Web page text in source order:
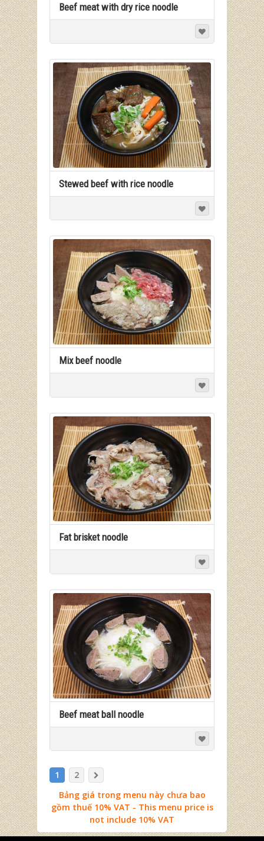
Beef meat with dry rice noodle
Stewed beef with rice noodle
Mix beef noodle
Fat brisket noodle
Beef meat ball noodle
1
2
Bảng giá trong menu này chưa bao
gồm thuế 10% VAT - This menu price is
not include 10% VAT